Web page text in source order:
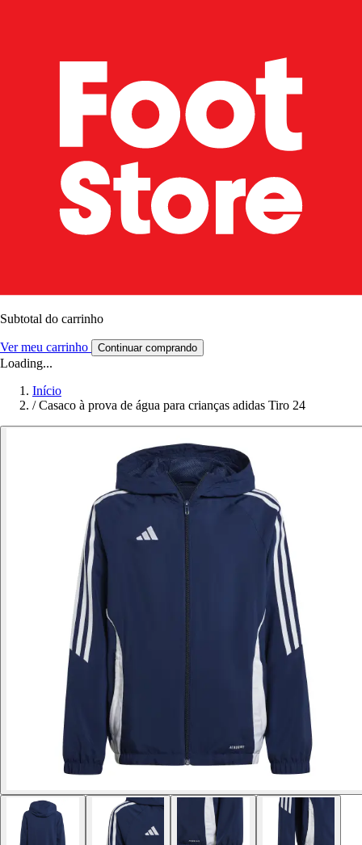
Subtotal do carrinho
Ver meu carrinho Continuar comprando
Loading...
Início
/ Casaco à prova de água para crianças adidas Tiro 24